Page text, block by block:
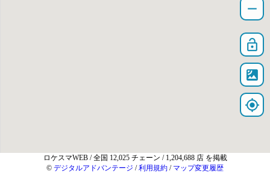
remove
lock_open
satellite
my_location
ロケスマWEB / 全国 12,025 チェーン / 1,204,688 店 を掲載
© デジタルアドバンテージ /利用規約 / マップ変更履歴